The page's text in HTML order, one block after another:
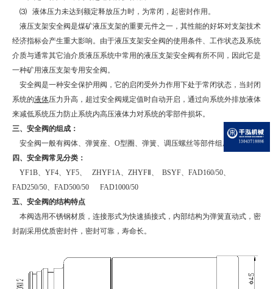
⑶
液体压力未达到额定释放压力时，为常闭，起密封作用。
液压支架安全阀是煤矿液压支架的重要元件之一，其性能的好坏对支架技术
经济指标会产生重大影响。由于液压支架安全阀的使用条件、工作状态及系统
介质与通常其它油介质液压系统中常用的液压支架安全阀有所不同， 因此它是
一种矿用液压支架专用安全阀。
安全阀是一种安全保护用阀，它的启闭受外力作用下处于常闭状态，当封闭
系统的液体压力升高，超过安全阀规定值时自动开启，通过向系统外排放液体
来减低系统压力防止系统内高压液体力对系统的零部件损坏。
三、安全阀的组成：
安全阀一般有阀体、弹簧座、 O型圈、弹簧、调压螺丝等部件组成。
四、安全阀常见分类：
YF1B
YF4 YF5 ZHYF1A ZHYFⅡ、 BSYF FAD160/50
FAD250/50
FAD500/50
FAD1000/50
五、安全阀的结构特点
本阀选用不锈钢材质，连接形式为快速插接式，内部结构为弹簧直动式，密
封副采用优质密封件，密封可靠，寿命长。